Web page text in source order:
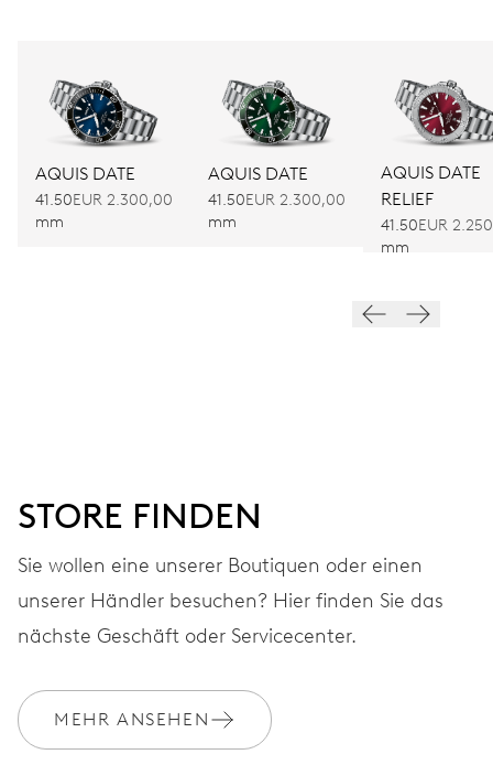
AQUIS DATE
41.50
mm
EUR 2.300,00
AQUIS DATE
41.50
mm
EUR 2.300,00
AQUIS DATE
RELIEF
41.50
mm
EUR
STORE FINDEN
Sie wollen eine unserer Boutiquen oder einen
unserer Händler besuchen? Hier finden Sie das
nächste Geschäft oder Servicecenter.
MEHR ANSEHEN